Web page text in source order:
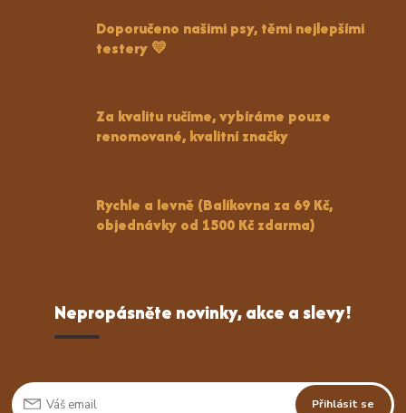
Doporučeno našimi psy, těmi nejlepšími
testery 💛
Za kvalitu ručíme, vybíráme pouze
renomované, kvalitní značky
Rychle a levně (Balíkovna za 69 Kč,
objednávky od 1500 Kč zdarma)
Nepropásněte novinky, akce a slevy!
Přihlásit se